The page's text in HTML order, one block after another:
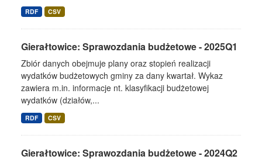
RDF CSV
Gierałtowice: Sprawozdania budżetowe - 2025Q1
Zbiór danych obejmuje plany oraz stopień realizacji
wydatków budżetowych gminy za dany kwartał. Wykaz
zawiera m.in. informacje nt. klasyfikacji budżetowej
wydatków (działów,...
RDF CSV
Gierałtowice: Sprawozdania budżetowe - 2024Q2